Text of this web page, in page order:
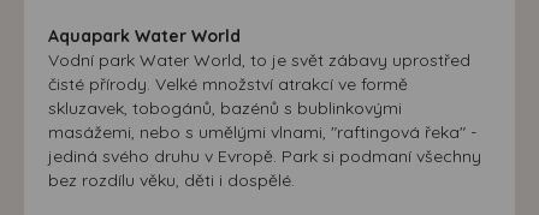
Aquapark Water World
Vodní park Water World, to je svět zábavy uprostřed
čisté přírody. Velké množství atrakcí ve formě
skluzavek, tobogánů, bazénů s bublinkovými
masážemi, nebo s umělými vlnami, "raftingová řeka" -
jediná svého druhu v Evropě. Park si podmaní všechny
bez rozdílu věku, děti i dospělé.